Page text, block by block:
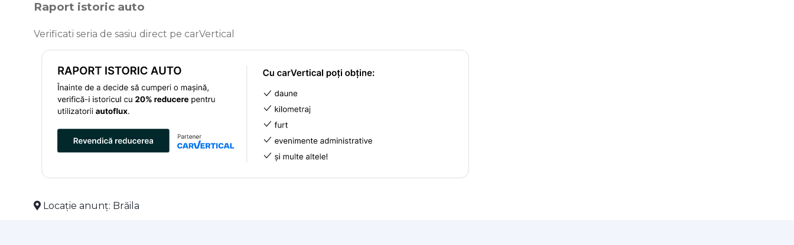
Raport istoric auto
Verificati seria de sasiu direct pe carVertical
Locație anunț: Brăila